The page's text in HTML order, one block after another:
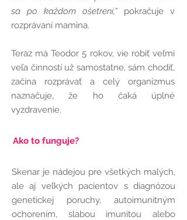
sa po každom ošetrení,“ pokračuje v
rozprávaní mamina.
Teraz má Teodor 5 rokov, vie robiť veľmi
veľa činností už samostatne, sám chodiť,
začína rozprávať a celý organizmus
naznačuje, že ho čaká úplné
vyzdravenie.
Ako to funguje?
Skenar je nádejou pre všetkých malých,
ale aj veľkých pacientov s diagnózou
genetickej poruchy, autoimunitným
ochorením, slabou imunitou alebo